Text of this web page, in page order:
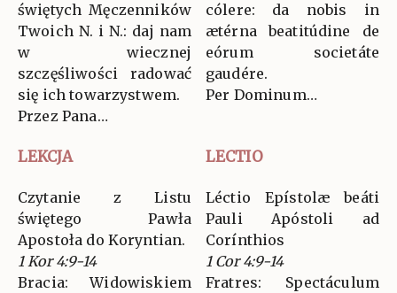
świętych Męczenników
Twoich N. i N.: daj nam
w wiecznej
szczęśliwości radować
się ich towarzystwem.
Przez Pana…
cólere: da nobis in
ætérna beatitúdine de
eórum societáte
gaudére.
Per Dominum…
LEKCJA LECTIO
Czytanie z Listu
świętego Pawła
Apostoła do Koryntian.
1 Kor 4:9-14
Bracia: Widowiskiem
Léctio Epístolæ beáti
Pauli Apóstoli ad
Corínthios
1 Cor 4:9-14
Fratres: Spectáculum